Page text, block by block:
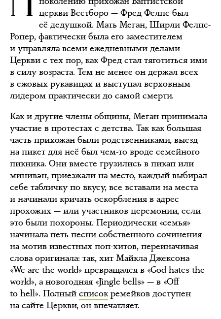
церкви Вестборо — Фред Фелпс был
её дедушкой. Мать Меган, Ширли Фелпс-
Ропер, фактически была его заместителем
и управляла всеми ежедневными делами
Церкви с тех пор, как Фред стал тяготиться ими
в силу возраста. Тем не менее он держал всех
в ежовых рукавицах и выступал верховным
лидером практически до самой смерти.
Как и другие члены общины, Меган принимала
участие в протестах с детства. Так как большая
часть прихожан были родственниками, выезд
на пикет для неё был чем-то вроде семейного
пикника. Они вместе грузились в пикап или
минивэн, приезжали на место, каждый выбирал
себе табличку по вкусу, все вставали на места
и начинали кричать оскорбления в адрес
прохожих — или участников церемонии, если
это были похороны. Периодически «семья»
начинала петь песни собственного сочинения
на мотив известных поп-хитов, переиначивая
слова оригинала: так, хит Майкла Джексона
«We are the world» превращался в «God hates the
world», а новогодняя «Jingle bells» — в «Off
to hell». Полный список ремейков доступен
на сайте Церкви, он впечатляет.